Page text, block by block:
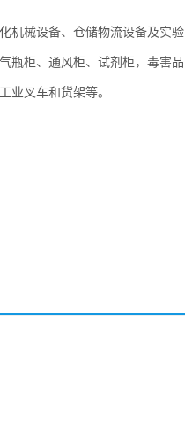
机械设备、仓储物流设备及实验
瓶柜、通风柜、试剂柜，毒害品
业叉车和货架等。